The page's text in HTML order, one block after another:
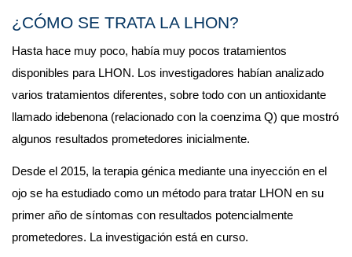
¿CÓMO SE TRATA LA LHON?
Hasta hace muy poco, había muy pocos tratamientos
disponibles para LHON. Los investigadores habían analizado
varios tratamientos diferentes, sobre todo con un antioxidante
llamado idebenona (relacionado con la coenzima Q) que mostró
algunos resultados prometedores inicialmente.
Desde el 2015, la terapia génica mediante una inyección en el
ojo se ha estudiado como un método para tratar LHON en su
primer año de síntomas con resultados potencialmente
prometedores. La investigación está en curso.